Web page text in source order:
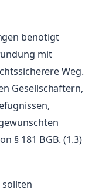
benötigt
mit
Weg.
Gesellschaftern,
§ 181 BGB. (1.3)
sollten